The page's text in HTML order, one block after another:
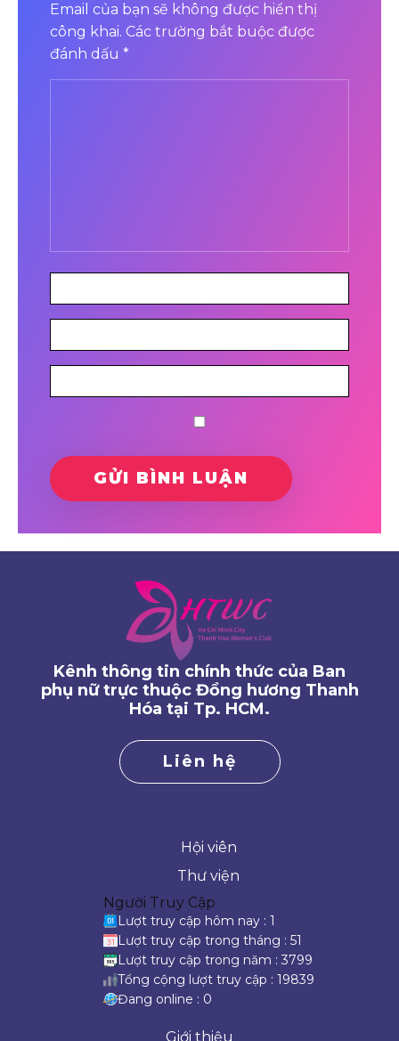
Email của bạn sẽ không được hiển thị
công khai. Các trường bắt buộc được
đánh dấu *
Kênh thông tin chính thức của Ban
phụ nữ trực thuộc Đồng hương Thanh
Hóa tại Tp. HCM.
Liên hệ
Hội viên
Thư viện
Người Truy Cập
Lượt truy cập hôm nay : 1
Lượt truy cập trong tháng : 51
Lượt truy cập trong năm : 3799
Tổng cộng lượt truy cập : 19839
Đang online : 0
Giới thiệu